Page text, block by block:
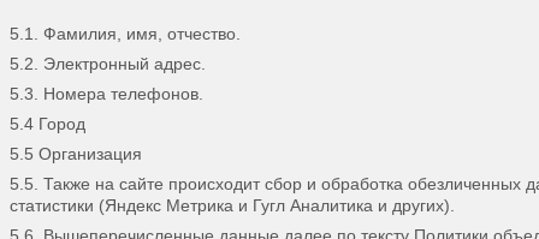
5.1. Фамилия, имя, отчество.
5.2. Электронный адрес.
5.3. Номера телефонов.
5.4 Город
5.5 Организация
5.5. Также на сайте происходит сбор и обработка
статистики (Яндекс Метрика и Гугл Аналитика и других).